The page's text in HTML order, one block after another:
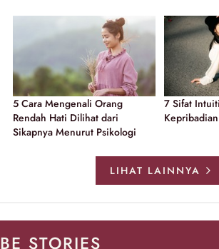
5 Cara Mengenali Orang
Rendah Hati Dilihat dari
Sikapnya Menurut Psikologi
7 Sifat
LIHAT LAINNYA
BE STORIES